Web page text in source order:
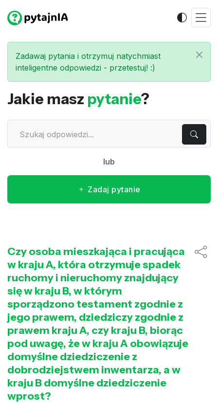
Zadawaj pytania i otrzymuj natychmiast
inteligentne odpowiedzi - przetestuj! :)
Jakie masz pytanie?
lub
Zadaj pytanie
Czy osoba mieszkająca i pracująca
w kraju A, która otrzymuje spadek
ruchomy i nieruchomy znajdujący
się w kraju B, w którym
sporządzono testament zgodnie z
jego prawem, dziedziczy zgodnie z
prawem kraju A, czy kraju B, biorąc
pod uwagę, że w kraju A obowiązuje
domyślne dziedziczenie z
dobrodziejstwem inwentarza, a w
kraju B domyślne dziedziczenie
wprost?